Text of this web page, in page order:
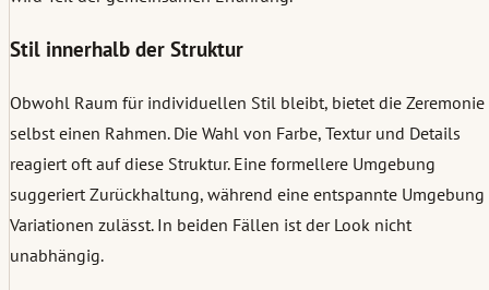
Stil innerhalb der Struktur
Obwohl Raum für individuellen Stil bleibt, bietet die Zeremonie
selbst einen Rahmen. Die Wahl von Farbe, Textur und Details
reagiert oft auf diese Struktur. Eine formellere Umgebung
suggeriert Zurückhaltung, während eine entspannte Umgebung
Variationen zulässt. In beiden Fällen ist der Look nicht
unabhängig.